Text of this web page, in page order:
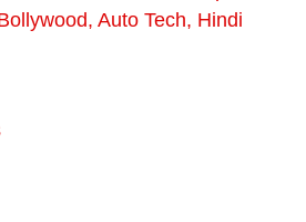
Auto Tech, Hindi